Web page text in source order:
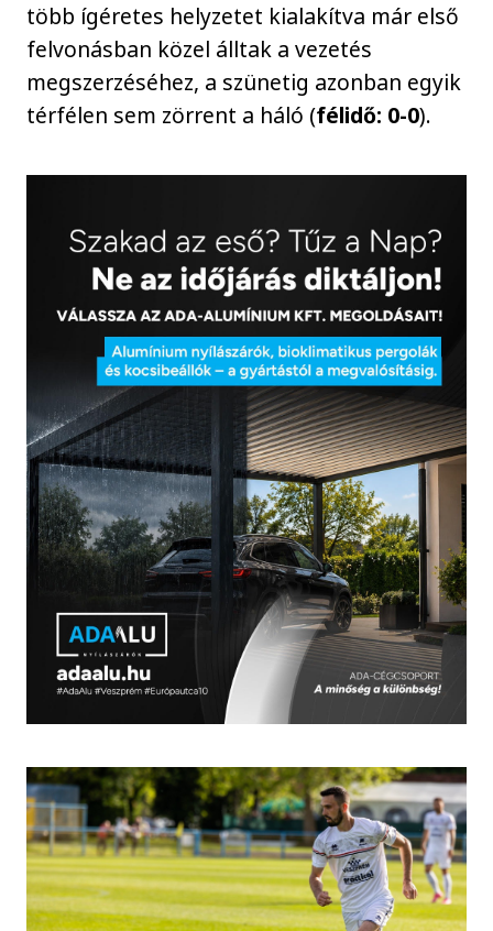
több ígéretes helyzetet kialakítva már első
felvonásban közel álltak a vezetés
megszerzéséhez, a szünetig azonban egyik
térfélen sem zörrent a háló (félidő: 0-0).